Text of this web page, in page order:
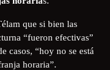
que si bien las
“fueron efectivas”
casos, “hoy no se está
horaria”.